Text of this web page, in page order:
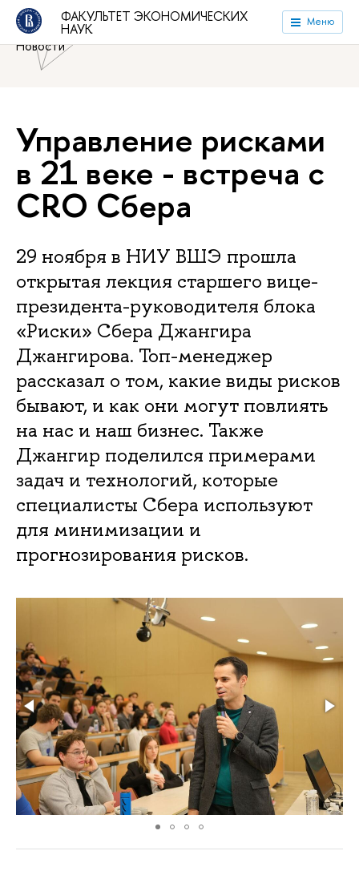
ФАКУЛЬТЕТ ЭКОНОМИЧЕСКИХ
НАУК Меню
Национальный исследовательский университет «Высшая
школа экономики»
Факультет экономических наук
Новости
Управление рисками
в 21 веке - встреча с
CRO Сбера
29 ноября в НИУ ВШЭ прошла
открытая лекция старшего вице-
президента-руководителя блока
«Риски» Сбера Джангира
Джангирова. Топ-менеджер
рассказал о том, какие виды рисков
бывают, и как они могут повлиять
на нас и наш бизнес. Также
Джангир поделился примерами
задач и технологий, которые
специалисты Сбера используют
для минимизации и
прогнозирования рисков.